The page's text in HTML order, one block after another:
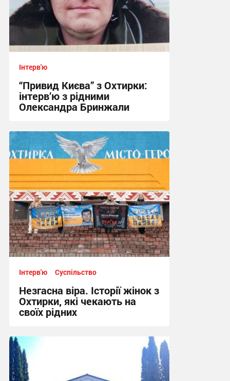
Інтерв'ю
“Привид Києва” з Охтирки:
інтерв’ю з рідними
Олександра Бринжали
20:43, 11.03.2026
Інтерв'ю Суспільство
Незгасна віра. Історії жінок з
Охтирки, які чекають на
своїх рідних
10:48, 18.12.2025